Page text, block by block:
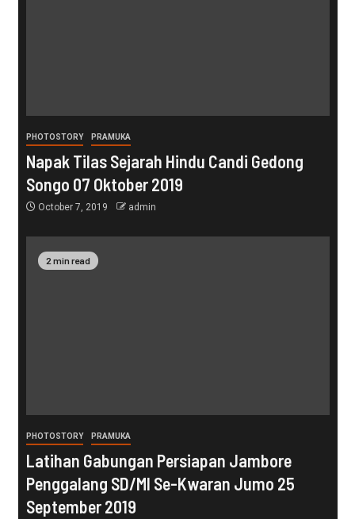
PHOTOSTORY PRAMUKA
Napak Tilas Sejarah Hindu Candi Gedong
Songo 07 Oktober 2019
October 7, 2019 admin
2 min read
PHOTOSTORY PRAMUKA
Latihan Gabungan Persiapan Jambore
Penggalang SD/MI Se-Kwaran Jumo 25
September 2019